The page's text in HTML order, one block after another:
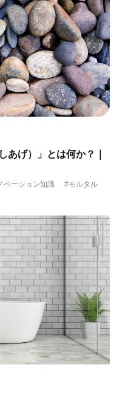
あげ）」とは何か？｜
ベーション知識 #モルタル